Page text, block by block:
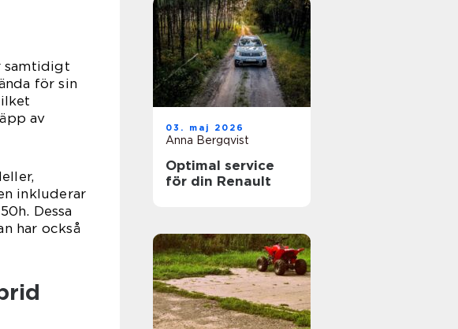
samtidigt
för sin
av
inkluderar
Dessa
har också
03. maj 2026
Anna Bergqvist
Optimal service
för din Renault